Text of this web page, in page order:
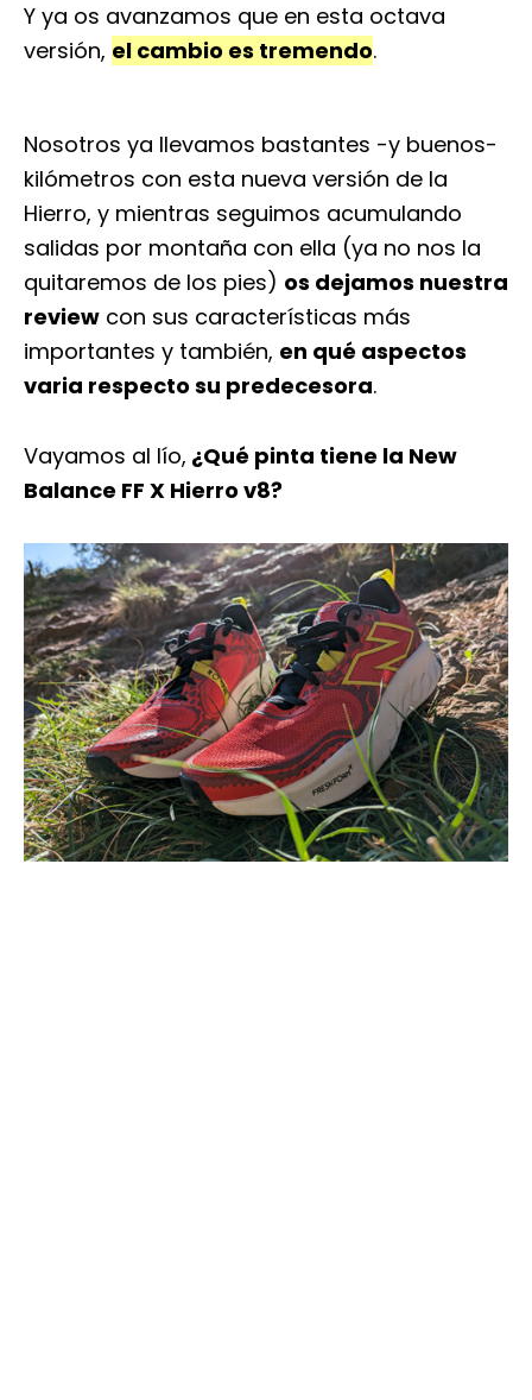
Y ya os avanzamos que en esta octava
versión, el cambio es tremendo.
Nosotros ya llevamos bastantes -y buenos-
kilómetros con esta nueva versión de la
Hierro, y mientras seguimos acumulando
salidas por montaña con ella (ya no nos la
quitaremos de los pies) os dejamos nuestra
review con sus características más
importantes y también, en qué aspectos
varia respecto su predecesora.
Vayamos al lío, ¿Qué pinta tiene la New
Balance FF X Hierro v8?